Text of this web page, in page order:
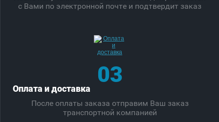
с Вами по электронной почте и подтвердит заказ
03
Оплата и доставка
После оплаты заказа отправим Ваш заказ
транспортной компанией